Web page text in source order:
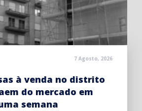
7 Agosto, 2026
à venda no distrito
do mercado em
semana